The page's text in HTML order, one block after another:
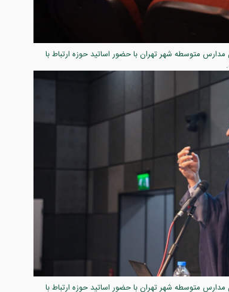
متوسطه شهر تهران با حضور اساتید حوزه ارتباط با
متوسطه شهر تهران با حضور اساتید حوزه ارتباط با